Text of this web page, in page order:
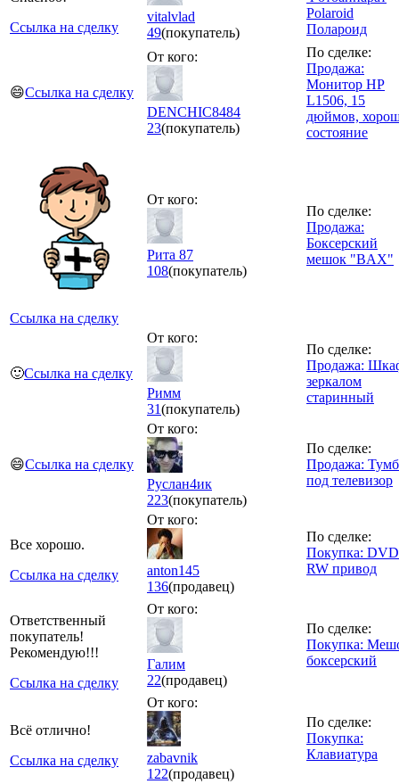
Ссылка на сделку
vitalvlad
49(покупатель)
Polaroid
Полароид
😄Ссылка на сделку
От кого:
DENCHIC8484
23(покупатель)
По сделке:
Продажа:
Монитор HP
L1506, 15
дюймов,
состояние
Ссылка на сделку
От кого:
Рита 87
108(покупатель)
По сделке:
Продажа:
Боксерский
мешок "BAX"
🙂Ссылка на сделку
От кого:
Римм
31(покупатель)
По сделке:
Продажа:
зеркалом
старинный
😄Ссылка на сделку
От кого:
Руслан4ик
223(покупатель)
По сделке:
Продажа:
под телевизор
Все хорошо.
Ссылка на сделку
От кого:
anton145
136(продавец)
По сделке:
Покупка:
RW привод
Ответственный
покупатель!
Рекомендую!!!
Ссылка на сделку
От кого:
Галим
22(продавец)
По сделке:
Покупка:
боксерский
Всё отлично!
Ссылка на сделку
От кого:
zabavnik
122(продавец)
По сделке:
Покупка:
Клавиатура